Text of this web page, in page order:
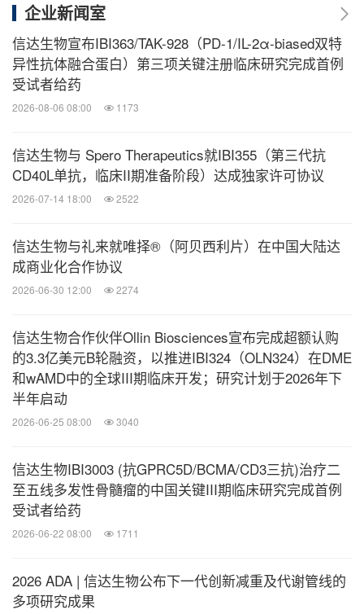
还有17个新药品种已进入临床研究。
公司已与礼来、罗氏、赛诺菲、Adimab、Incyte和
略合作。信达生物在不断自研创新药物、谋求自身发
展的同时，秉承经济建设以人民为中心的发展思想。
多年来，始终心怀科学善念，坚守"以患者为中心"，
陆续发起、参与了多项药品公益援助项目，让越来越
多的患者能够得益于生命科学的进步，买得到、用得
目已惠及20余万普通患者，药物捐赠总价值36亿元人
民币。信达生物希望和大家一起努力，提高中国生物
制药产业的发展水平，以满足百姓用药可及性和人民
对生命健康美好愿望的追求。
详情请访问公司网站：www.innoventbio.com或公司
领英账号www.linkedin.com/company/innovent-biolo
gics/。
用。
企业新闻室
信达生物宣布IBI363/TAK-928（PD-1/IL-2α-biased双特
异性抗体融合蛋白）第三项关键注册临床研究完成首例
受试者给药
2026-08-06 08:00 1173
信达生物与 Spero Therapeutics就IBI355（第三代抗
CD40L单抗，临床II期准备阶段）达成独家许可协议
2026-07-14 18:00 2522
信达生物与礼来就唯择®（阿贝西利片）在中国大陆达
成商业化合作协议
2026-06-30 12:00 2274
信达生物合作伙伴Ollin Biosciences宣布完成超额认购
的3.3亿美元B轮融资，以推进IBI324（OLN324）在DME
和wAMD中的全球III期临床开发；研究计划于2026年下
半年启动
2026-06-25 08:00 3040
信达生物IBI3003 (抗GPRC5D/BCMA/CD3三抗)治疗二
至五线多发性骨髓瘤的中国关键III期临床研究完成首例
受试者给药
2026-06-22 08:00 1711
2026 ADA | 信达生物公布下一代创新减重及代谢管线的
多项研究成果